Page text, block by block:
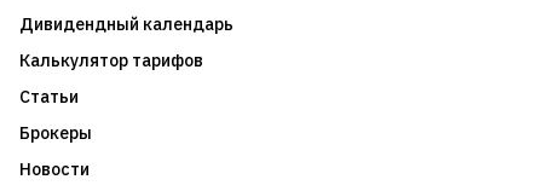
Дивидендный календарь
Калькулятор тарифов
Статьи
Брокеры
Новости